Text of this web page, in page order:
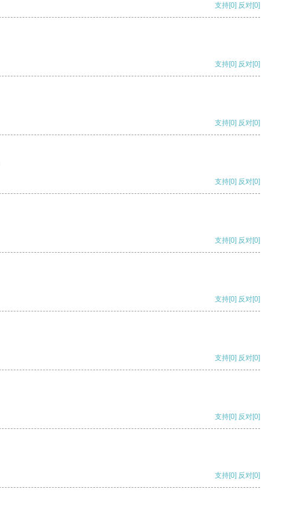
支持[0] 反对[0]
支持[0] 反对[0]
支持[0] 反对[0]
支持[0] 反对[0]
支持[0] 反对[0]
支持[0] 反对[0]
支持[0] 反对[0]
支持[0] 反对[0]
支持[0] 反对[0]